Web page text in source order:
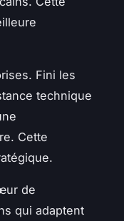
Fini les
technique
Cette
de
qui adaptent